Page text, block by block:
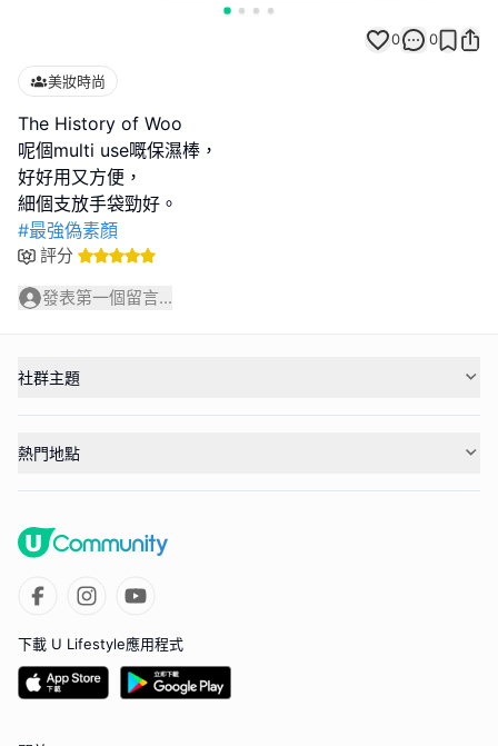
0 0
美妝時尚
The History of Woo
呢個multi use嘅保濕棒，
好好用又方便，
#最強偽素顏
評分
發表第一個留言...
社群主題
熱門地點
下載 U Lifestyle應用程式